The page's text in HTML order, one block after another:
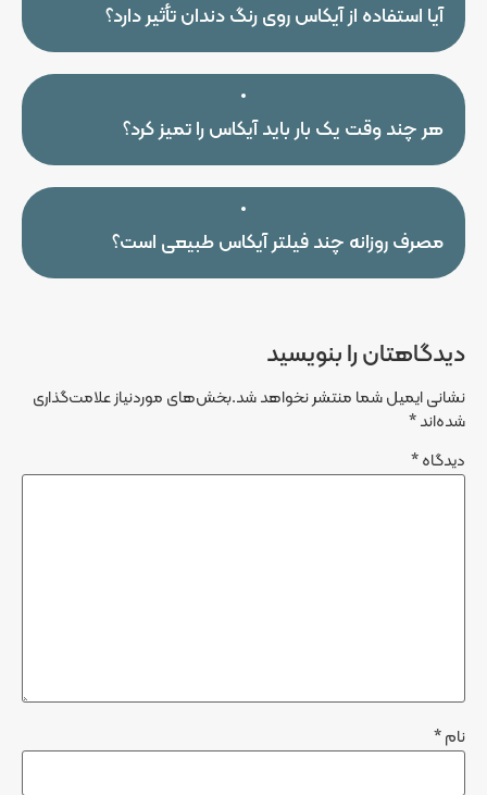
آیا استفاده از آیکاس روی رنگ دندان تأثیر دارد؟
هر چند وقت یک بار باید آیکاس را تمیز کرد؟
مصرف روزانه چند فیلتر آیکاس طبیعی است؟
دیدگاهتان را بنویسید
نشانی ایمیل شما منتشر نخواهد شد.بخش‌های موردنیاز علامت‌گذاری
شده‌اند*
دیدگاه*
نام*